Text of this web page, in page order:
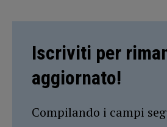
Iscriviti per
aggiornato!
Compilando i campi